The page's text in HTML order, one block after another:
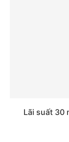
Lãi suất 30